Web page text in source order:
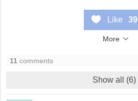
Like 39
More
11 comments
Show all (6)